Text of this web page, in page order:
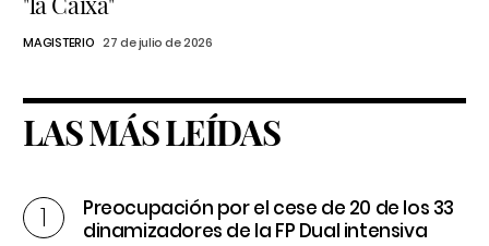
MAGISTERIO 27 de julio de 2026
LAS MÁS LEÍDAS
Preocupación por el cese de 20 de los 33
dinamizadores de la FP Dual intensiva